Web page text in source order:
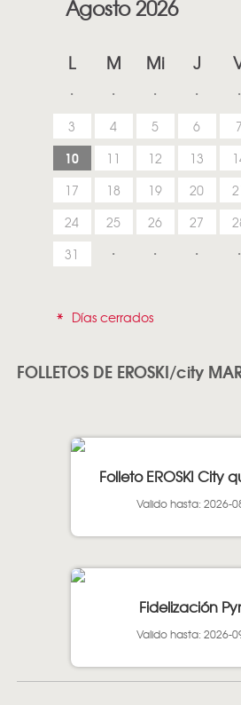
Agosto 2026
L M Mi J
3
4 5 6 7
10 11 12 13
17
18 19 20
24
25 26 27
31
* Días cerrados
FOLLETOS DE EROSKI/city
Folleto EROSKI City
Valido hasta: 2026-
Fidelización
Valido hasta: 2026-